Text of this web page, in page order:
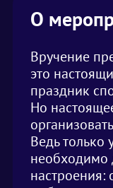
О
Вручение
это
праздник
Но
Ведь только
необходимо
настроения: